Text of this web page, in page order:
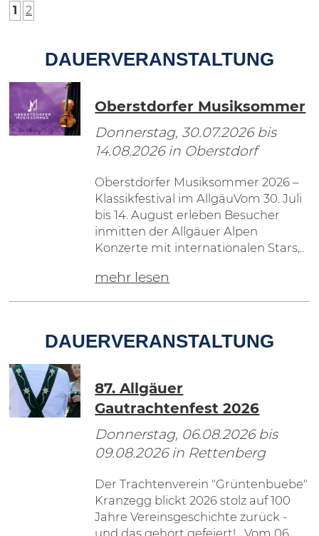
1 2
DAUERVERANSTALTUNG
Oberstdorfer Musiksommer
Donnerstag, 30.07.2026bis
14.08.2026in Oberstdorf
Oberstdorfer Musiksommer 2026 –
Klassikfestival im AllgäuVom 30. Juli
bis 14. August erleben Besucher
inmitten der Allgäuer Alpen
Konzerte mit internationalen Stars,..
mehr lesen
DAUERVERANSTALTUNG
87. Allgäuer
Gautrachtenfest 2026
Donnerstag, 06.08.2026bis
09.08.2026in Rettenberg
Der Trachtenverein "Grüntenbuebe"
Kranzegg blickt 2026 stolz auf 100
Jahre Vereinsgeschichte zurück -
und das gehört gefeiert! Vom 06.